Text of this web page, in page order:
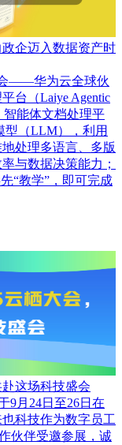
企迈入数据资产时
会——华为云全球伙
台（Laiye Agentic
智能体文档处理平
型（LLM），利用
处理多语言、多版
与数据决策能力；
“教学”，即可完成
这场科技盛会
9月24日至26日在
科技作为数字员工
伙伴受邀参展，诚